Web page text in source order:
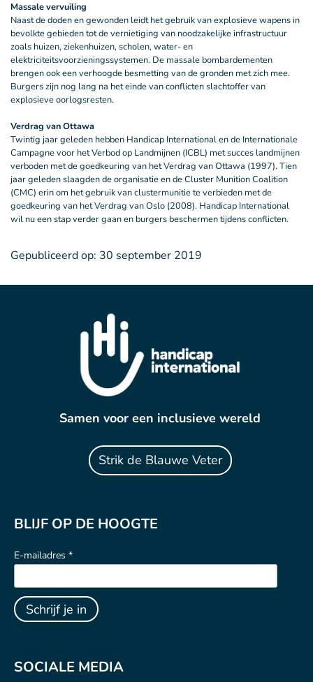
Massale vervuiling
Naast de doden en gewonden leidt het gebruik van explosieve wapens in
bevolkte gebieden tot de vernietiging van noodzakelijke infrastructuur
zoals huizen, ziekenhuizen, scholen, water- en
elektriciteitsvoorzieningssystemen. De massale bombardementen
brengen ook een verhoogde besmetting van de gronden met zich mee.
Burgers zijn nog lang na het einde van conflicten slachtoffer van
explosieve oorlogsresten.
Verdrag van Ottawa
Twintig jaar geleden hebben Handicap International en de Internationale
Campagne voor het Verbod op Landmijnen (ICBL) met succes landmijnen
verboden met de goedkeuring van het Verdrag van Ottawa (1997). Tien
jaar geleden slaagden de organisatie en de Cluster Munition Coalition
(CMC) erin om het gebruik van clustermunitie te verbieden met de
goedkeuring van het Verdrag van Oslo (2008). Handicap International
wil nu een stap verder gaan en burgers beschermen tijdens conflicten.
Gepubliceerd op: 30 september 2019
Samen voor een inclusieve wereld
Strik de Blauwe Veter
BLIJF OP DE HOOGTE
E-mailadres *
SOCIALE MEDIA